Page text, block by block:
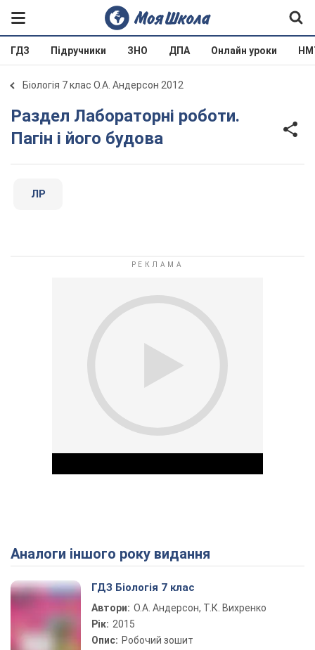
ГДЗ Підручники ЗНО ДПА Онлайн уроки
Біологія 7 клас О.А. Андерсон 2012
Раздел Лабораторні роботи.
Пагін і його будова
ЛР
Play Video
Аналоги іншого року видання
ГДЗ Біологія 7 клас
Автори: О.А. Андерсон, Т.К. Вихренко
Рік: 2015
Опис: Робочий зошит